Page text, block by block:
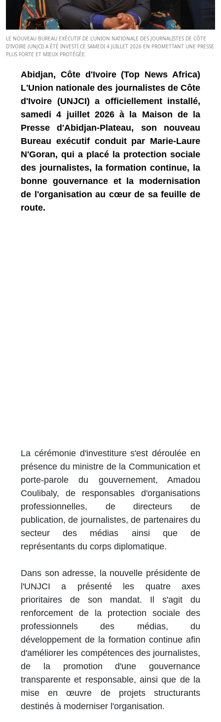
LE NOUVEAU BUREAU EXÉCUTIF DE L'UNION NATIONALE DES JOURNALISTES DE CÔTE
D'IVOIRE (UNJCI) A ÉTÉ INVESTI CE SAMEDI 4 JUILLET 2026 EN PROMETTANT UNE PRESSE
PLUS FORTE ET MIEUX PROTÉGÉE.
Abidjan, Côte d'Ivoire (Top News Africa)
L'Union nationale des journalistes de Côte
d'Ivoire (UNJCI) a officiellement installé,
samedi 4 juillet 2026 à la Maison de la
Presse d'Abidjan-Plateau, son nouveau
Bureau exécutif conduit par Marie-Laure
N'Goran, qui a placé la protection sociale
des journalistes, la formation continue, la
bonne gouvernance et la modernisation
de l'organisation au cœur de sa feuille de
route.
La cérémonie d'investiture s'est déroulée en
présence du ministre de la Communication et
porte-parole du gouvernement, Amadou
Coulibaly, de responsables d'organisations
professionnelles, de directeurs de
publication, de journalistes, de partenaires du
secteur des médias ainsi que de
représentants du corps diplomatique.
Dans son adresse, la nouvelle présidente de
l'UNJCI a présenté les quatre axes
prioritaires de son mandat. Il s'agit du
renforcement de la protection sociale des
professionnels des médias, du
développement de la formation continue afin
d'améliorer les compétences des journalistes,
de la promotion d'une gouvernance
transparente et responsable, ainsi que de la
mise en œuvre de projets structurants
destinés à moderniser l'organisation.